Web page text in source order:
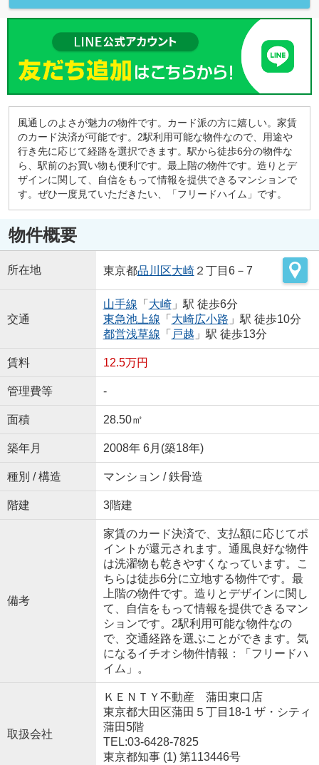
風通しのよさが魅力の物件です。カード派の方に嬉しい。家賃
のカード決済が可能です。2駅利用可能な物件なので、用途や
行き先に応じて経路を選択できます。駅から徒歩6分の物件な
ら、駅前のお買い物も便利です。最上階の物件です。造りとデ
ザインに関して、自信をもって情報を提供できるマンションで
す。ぜひ一度見ていただきたい、「フリードハイム」です。
物件概要
所在地 東京都品川区大崎２丁目6－7
交通
山手線 「 大崎」駅 徒歩6分
東急池上線 「 大崎広小路 」駅 徒歩10分
都営浅草線 「 戸越 」駅 徒歩13分
賃料 12.5万円
管理費等 -
面積 28.50㎡
築年月 2008年 6月(築18年)
種別 / 構造 マンション / 鉄骨造
階建 3階建
備考
家賃のカード決済で、支払額に応じてポ
イントが還元されます。通風良好な物件
は洗濯物も乾きやすくなっています。こ
ちらは徒歩6分に立地する物件です。最
上階の物件です。造りとデザインに関し
て、自信をもって情報を提供できるマン
ションです。2駅利用可能な物件なの
で、交通経路を選ぶことができます。気
になるイチオシ物件情報：「フリードハ
イム」。
取扱会社
ＫＥＮＴＹ不動産 蒲田東口店
東京都大田区蒲田５丁目18-1 ザ・シティ
蒲田5階
TEL:03-6428-7825
東京都知事 (1) 第113446号